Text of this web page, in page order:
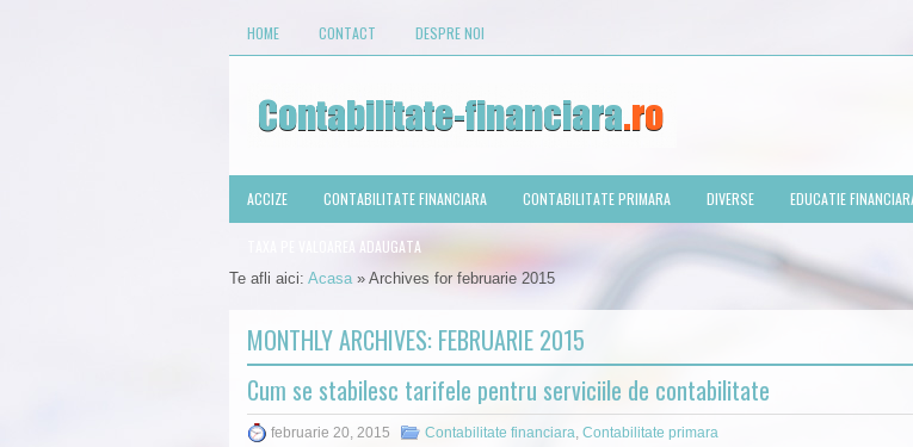
HOME CONTACT DESPRE NOI
ACCIZE CONTABILITATE FINANCIARA CONTABILITATE PRIMARA DIVERSE EDUCATIE
TAXA PE VALOAREA ADAUGATA
Te afli aici: Acasa » Archives for februarie 2015
MONTHLY ARCHIVES: FEBRUARIE 2015
Cum se stabilesc tarifele pentru serviciile de contabilitate
februarie 20, 2015 Contabilitate financiara, Contabilitate primara